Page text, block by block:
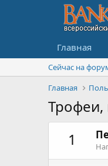
Главная
Сейчас на
Главная
Трофеи,
1